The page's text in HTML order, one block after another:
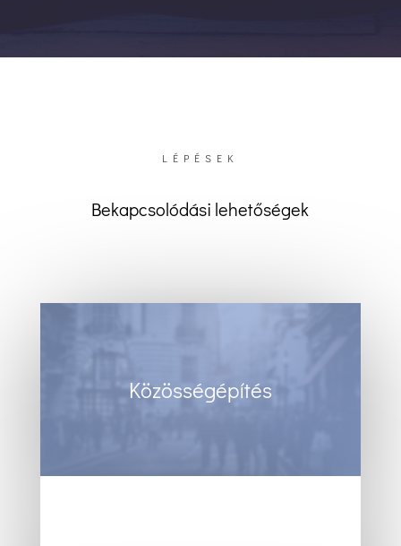
LÉPÉSEK
Bekapcsolódási lehetőségek
Közösségépítés